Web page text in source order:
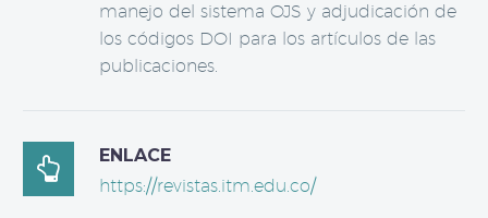
manejo del sistema OJS y adjudicación de
los códigos DOI para los artículos de las
publicaciones.

ENLACE
https://revistas.itm.edu.co/